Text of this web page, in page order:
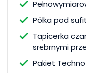
Półka pod
Tapicerka
srebrnymi
Pakiet Techno